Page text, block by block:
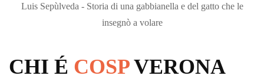
Luis Sepùlveda - Storia di una gabbianella e del gatto che le
insegnò a volare
CHI É COSPVERONA